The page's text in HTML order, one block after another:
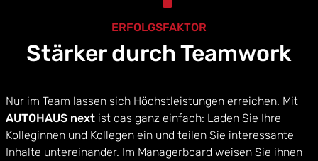
ERFOLGSFAKTOR
Stärker durch Teamwork
Nur im Team lassen sich Höchstleistungen erreichen. Mit
AUTOHAUS next ist das ganz einfach: Laden Sie Ihre
Kolleginnen und Kollegen ein und teilen Sie interessante
Inhalte untereinander. Im Managerboard weisen Sie ihnen